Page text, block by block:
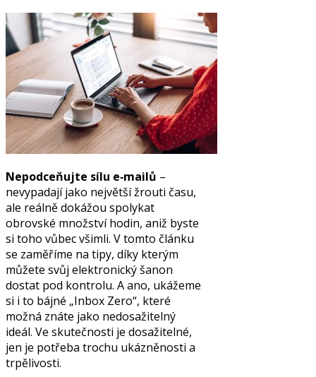
Nepodceňujte sílu e‑mailů –
nevypadají jako největší žrouti času,
ale reálně dokážou spolykat
obrovské množství hodin, aniž byste
si toho vůbec všimli. V tomto článku
se zaměříme na tipy, díky kterým
můžete svůj elektronický šanon
dostat pod kontrolu. A ano, ukážeme
si i to bájné „Inbox Zero“, které
možná znáte jako nedosažitelný
ideál. Ve skutečnosti je dosažitelné,
jen je potřeba trochu ukázněnosti a
trpělivosti.